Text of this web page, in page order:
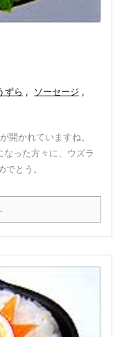
ずら , ソーセージ ,
開かれていますね。
った方々に、ウズラ
とう。